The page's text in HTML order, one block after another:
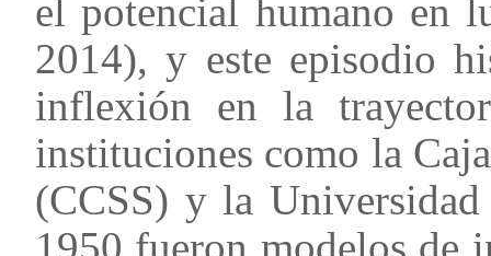
el potencial humano en
2014), y este episodio
inflexión en la
instituciones como la
(CCSS) y la